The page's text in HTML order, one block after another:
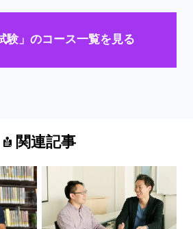
験」のコース一覧を見る
関連記事